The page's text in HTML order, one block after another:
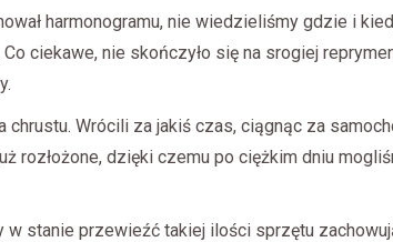
harmonogramu, nie wiedzieliśmy gdzie i
ciekawe, nie skończyło się na srogiej
Wrócili za jakiś czas, ciągnąc za
rozłożone, dzięki czemu po ciężkim dniu
stanie przewieźć takiej ilości sprzętu